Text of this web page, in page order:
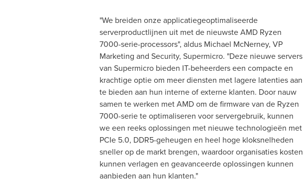
"We breiden onze applicatiegeoptimaliseerde
serverproductlijnen uit met de nieuwste AMD Ryzen
7000-serie-processors", aldus Michael McNerney, VP
Marketing and Security, Supermicro. "Deze nieuwe servers
van Supermicro bieden IT-beheerders een compacte en
krachtige optie om meer diensten met lagere latenties aan
te bieden aan hun interne of externe klanten. Door nauw
samen te werken met AMD om de firmware van de Ryzen
7000-serie te optimaliseren voor servergebruik, kunnen
we een reeks oplossingen met nieuwe technologieën met
PCIe 5.0, DDR5-geheugen en heel hoge kloksnelheden
sneller op de markt brengen, waardoor organisaties kosten
kunnen verlagen en geavanceerde oplossingen kunnen
aanbieden aan hun klanten."